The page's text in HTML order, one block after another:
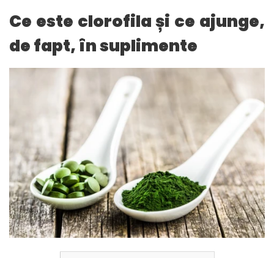
Ce este clorofila și ce ajunge,
de fapt, în suplimente